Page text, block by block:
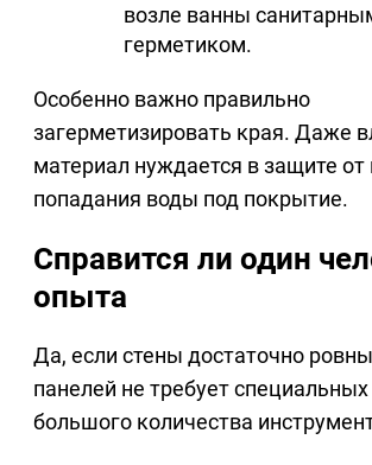
возле ванны
герметиком.
Особенно важно правильно
загерметизировать края. Даже
материал нуждается в защите от
попадания воды под покрытие.
Справится ли один
опыта
Да, если стены достаточно
панелей не требует
большого количества